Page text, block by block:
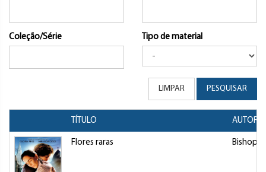
Coleção/Série Tipo de material
LIMPAR PESQUISAR
TÍTULO AUTOR/
Flores raras Bishop,